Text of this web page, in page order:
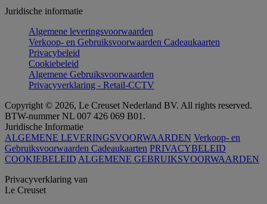
Juridische informatie
Algemene leveringsvoorwaarden
Verkoop- en Gebruiksvoorwaarden Cadeaukaarten
Privacybeleid
Cookiebeleid
Algemene Gebruiksvoorwaarden
Privacyverklaring - Retail-CCTV
Copyright © 2026, Le Creuset Nederland BV. All rights reserved.
BTW-nummer NL 007 426 069 B01.
Juridische Informatie
ALGEMENE LEVERINGSVOORWAARDEN Verkoop- en
Gebruiksvoorwaarden Cadeaukaarten PRIVACYBELEID
COOKIEBELEID ALGEMENE GEBRUIKSVOORWAARDEN
Privacyverklaring van
Le Creuset